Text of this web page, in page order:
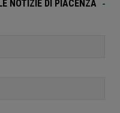
NOTIZIE DI PIACENZA